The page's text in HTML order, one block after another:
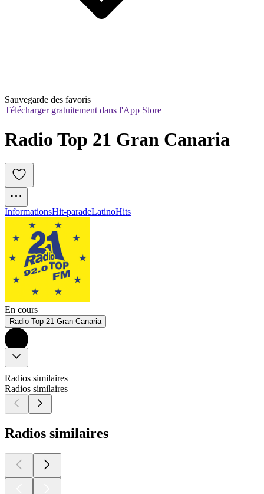
Sauvegarde des favoris
Télécharger gratuitement dans l'App Store
Radio Top 21 Gran Canaria
InformationsHit-paradeLatinoHits
En cours
Radio Top 21 Gran Canaria
Radios similaires
Radios similaires
Radios similaires